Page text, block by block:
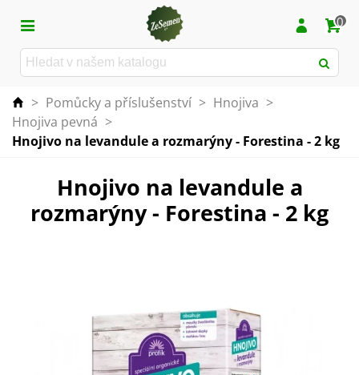
0
> Pomůcky a příslušenství > Hnojiva >
Hnojiva pevná >
Hnojivo na levandule a rozmarýny - Forestina - 2 kg
Hnojivo na levandule a
rozmarýny - Forestina - 2 kg